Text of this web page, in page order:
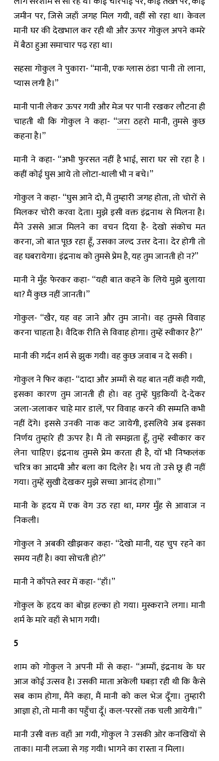
जमीन पर, जिसे जहाँ जगह मिल गयी, वहीं सो रहा था। केवल
मानी घर की देखभाल कर रही थी और ऊपर गोकुल अपने कमरे
में बैठा हुआ समाचार पढ़ रहा था।
सहसा गोकुल ने पुकारा- “मानी, एक ग्लास ठंडा पानी तो लाना,
प्यास लगी है।”
मानी पानी लेकर ऊपर गयी और मेज पर पानी रखकर लौटना ही
चाहती थी कि गोकुल ने कहा- “जराठहरो मानी, तुमसे कुछ
कहना है।”
मानी ने कहा- “अभी फुरसत नहीं है भाई, सारा घर सो रहा है ।
कहीं कोई घुस आये तो लोटा-थाली भी न बचे।”
गोकुल ने कहा- “घुस आने दो, मैं तुम्हारी जगह होता, तो चोरों से
मिलकर चोरी करवा देता। मुझे इसी वक्त इंद्रनाथ से मिलना है।
मैंने उससे आज मिलने का वचन दिया है- देखो संकोच मत
करना, जो बात पूछ रहा हूँ, उसका जल्द उत्तर देना। देर होगी तो
वह घबरायेगा। इंद्रनाथ को तुमसे प्रेम है, यह तुम जानती हो न?”
मानी ने मुँह फेरकर कहा- “यही बात कहने के लिये मुझे बुलाया
था? मैं कुछ नहीं जानती।”
गोकुल- “खैर, यह वह जाने और तुम जानो। वह तुमसे विवाह
करना चाहता है। वैदिक रीति से विवाह होगा। तुम्हें स्वीकार है?”
मानी की गर्दन शर्म से झुक गयी। वह कुछ जवाब न दे सकी ।
गोकुल ने ‍‍फिर कहा- “दादा और अम्माँ से यह बात नहीं कही गयी,
इसका कारण तुम जानती ही हो। वह तुम्हें घुड़कियाँ दे-देकर
जला-जलाकर चाहे मार डालें, पर विवाह करने की सम्मति कभी
नहीं देंगे। इससे उनकी नाक कट जायेगी, इसलिये अब इसका
निर्णय तुम्हारे ही ऊपर है। मैं तो समझता हूँ, तुम्हें स्वीकार कर
लेना चाहिए। इंद्रनाथ तुमसे प्रेम करता ही है, यों भी निष्कलंक
चरित्र का आदमी और बला का दिलेर है। भय तो उसे छू ही नहीं
गया। तुम्हें सुखी देखकर मुझे सच्चा आनंद होगा।”
मानी के हृदय में एक वेग उठ रहा था, मगर मुँह से आवाज न
निकली।
गोकुल ने अबकी खीझकर कहा- “देखो मानी, यह चुप रहने का
समय नहीं है। क्या सोचती हो?”
मानी ने काँपते स्वर में कहा- “हाँ।”
गोकुल के हृदय का बोझ हल्का हो गया। मुस्कराने लगा। मानी
शर्म के मारे वहाँ से भाग गयी।
5
शाम को गोकुल ने अपनी माँ से कहा- “अम्माँ, इंद्रनाथ के घर
आज कोई उत्सव है। उसकी माता अकेली घबड़ा रही थी कि कैसे
सब काम होगा, मैंने कहा, मैं मानी को कल भेज दूँगा। तुम्हा‍री
आज्ञा हो, तो मानी का पहुँचा दूँ। कल-परसों तक चली आयेगी।”
मानी उसी वक्त वहाँ आ गयी, गोकुल ने उसकी ओर कनखियों से
ताका। मानी लज्जा‍ से गड़ गयी। भागने का रास्ता न मिला।